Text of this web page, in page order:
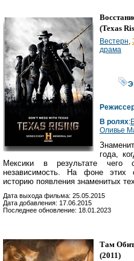
(Texas
Вестерн
драма
В ролях:
Оливье
года,
Мексики в результате чего
независимость. На фоне этих
историю появления знаменитых
Дата выхода фильма: 25.05.2015
Дата добавления: 17.06.2015
Последнее обновление: 18.01.2023
Там
(2011)